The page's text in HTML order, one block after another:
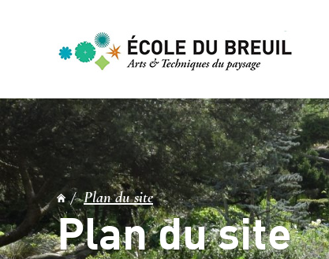
Plan du site
Plan du site